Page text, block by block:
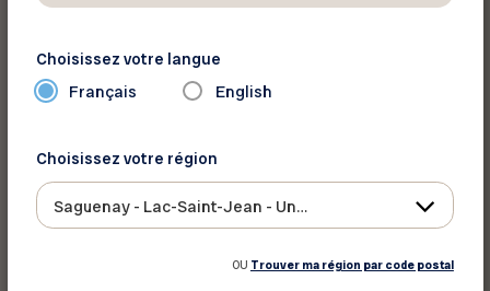
Imprimer ce rabais
Choisissez votre langue
Français English
Choisissez votre région
Saguenay - Lac-Saint-Jean - Ungava
OU Trouver ma région par code postal